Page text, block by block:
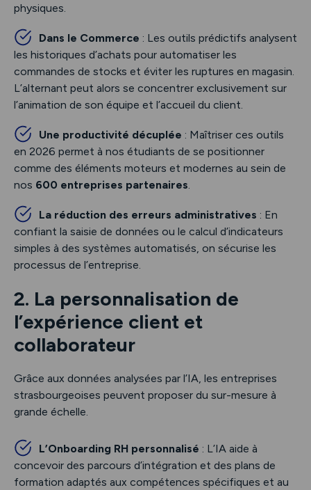
physiques.
Dans le Commerce : Les outils prédictifs analysent
les historiques d’achats pour automatiser les
commandes de stocks et éviter les ruptures en magasin.
L’alternant peut alors se concentrer exclusivement sur
l’animation de son équipe et l’accueil du client.
Une productivité décuplée : Maîtriser ces outils
en 2026 permet à nos étudiants de se positionner
comme des éléments moteurs et modernes au sein de
nos 600 entreprises partenaires.
La réduction des erreurs administratives : En
confiant la saisie de données ou le calcul d’indicateurs
simples à des systèmes automatisés, on sécurise les
processus de l’entreprise.
2. La personnalisation de
l’expérience client et
collaborateur
Grâce aux données analysées par l’IA, les entreprises
strasbourgeoises peuvent proposer du sur-mesure à
grande échelle.
L’Onboarding RH personnalisé : L’IA aide à
concevoir des parcours d’intégration et des plans de
formation adaptés aux compétences spécifiques et au